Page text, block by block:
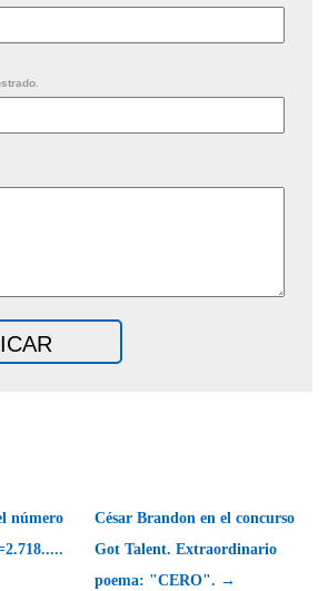
número
César Brandon en el concurso
Got Talent. Extraordinario
poema: "CERO". →